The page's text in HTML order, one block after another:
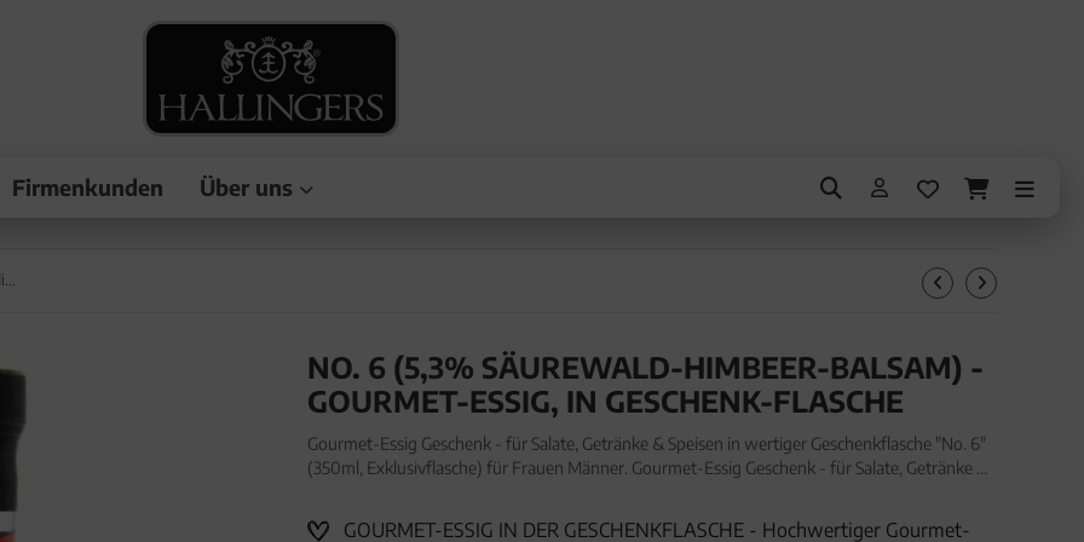
Firmenkunden Über uns
NO. 6 (5,3% SÄUREWALD-HIMBEER-BALSAM) -
GOURMET-ESSIG, IN GESCHENK-FLASCHE
Gourmet-Essig Geschenk - für Salate, Getränke & Speisen in wertiger Geschenkflasche "No. 6"
(350ml, Exklusivflasche) für Frauen Männer. Gourmet-Essig Geschenk - für Salate, Getränke &
GOURMET-ESSIG IN DER GESCHENKFLASCHE - Hochwertiger Gourmet-